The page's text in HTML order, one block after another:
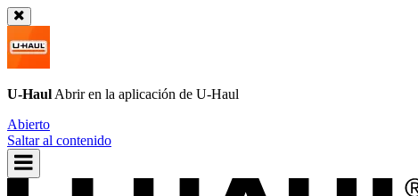
U-Haul Abrir en la aplicación de U-Haul
Abierto
Saltar al contenido